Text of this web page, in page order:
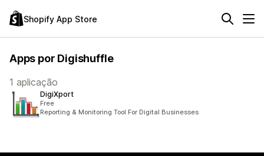
Shopify App Store
Apps por Digishuffle
1 aplicação
DigiXport
Free
Reporting & Monitoring Tool For Digital Businesses